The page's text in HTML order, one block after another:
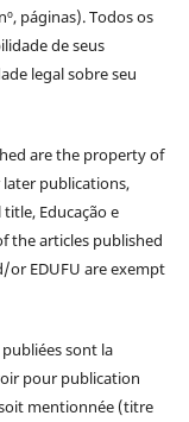
páginas). Todos os
de seus
legal sobre seu
are the property of
publications,
Educação e
the articles published
EDUFU are exempt
sont la
pour publication
mentionnée (titre